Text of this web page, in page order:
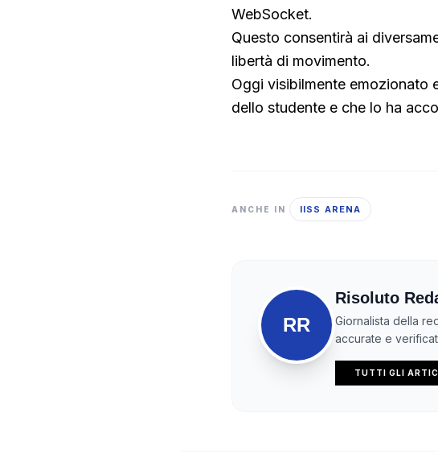
WebSocket.
Questo consentirà ai
libertà di movimento.
Oggi visibilmente emozionato
dello studente e che lo ha
ANCHE IN IISS ARENA
RR
Risoluto
Giornalista della
accurate e
TUTTI GLI